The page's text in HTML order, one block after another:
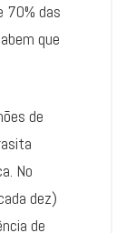
70% das
que
de
No
dez)
de